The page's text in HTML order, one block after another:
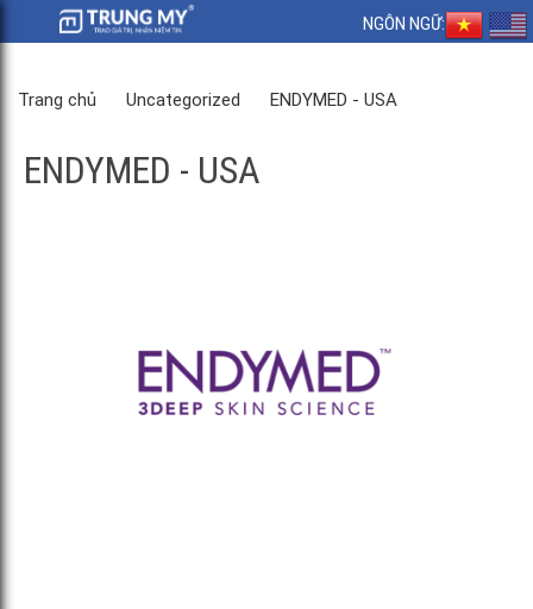
NGÔN NGỮ:
Trang chủ Uncategorized ENDYMED - USA
ENDYMED - USA